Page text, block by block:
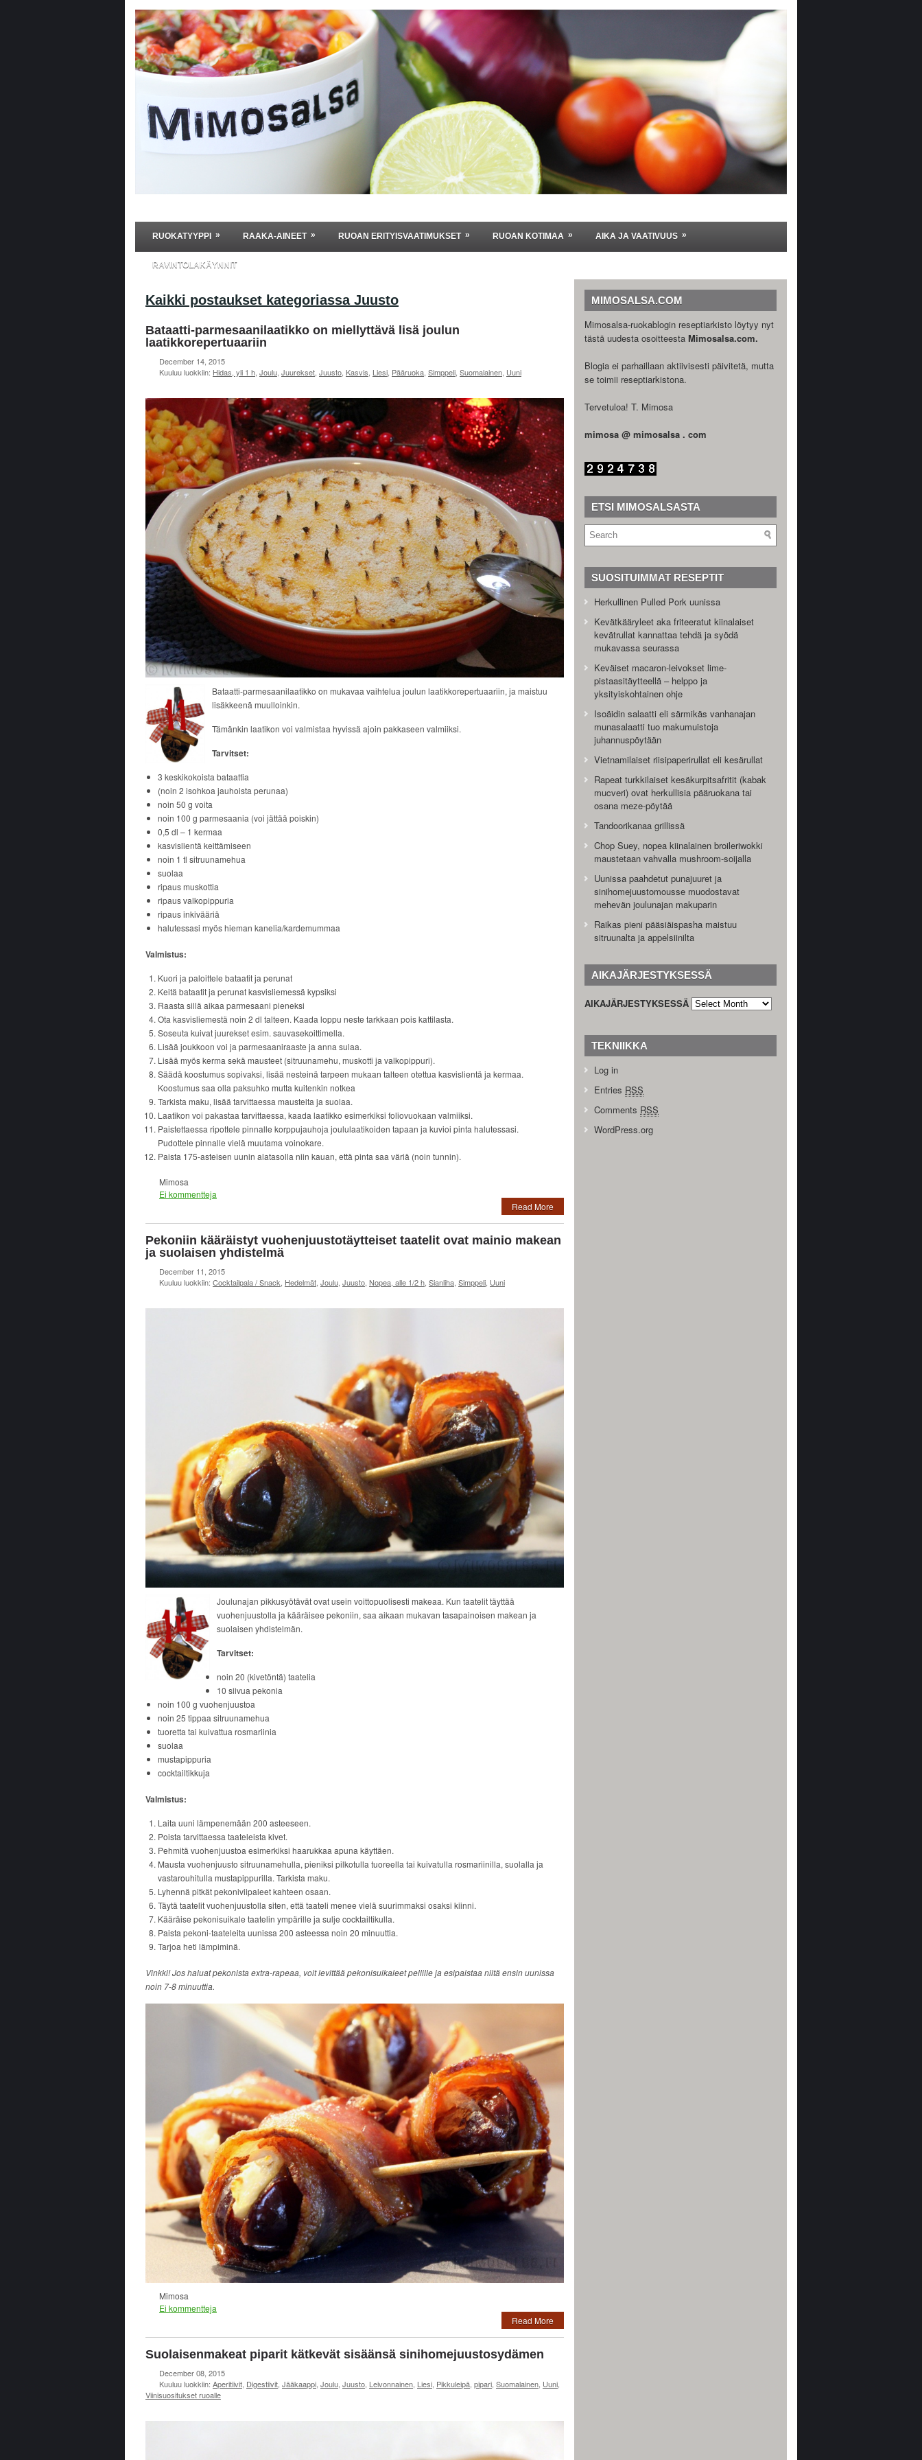
RUOKATYYPPI » RAAKA-AINEET » RUOAN ERITYISVAATIMUKSET » RUOAN KOTIMAA » AIKA JA VAATIVUUS »
RAVINTOLAKÄYNNIT
Kaikki postaukset kategoriassa Juusto
Bataatti-parmesaanilaatikko on miellyttävä lisä joulun
laatikkorepertuaariin
December 14, 2015
Kuuluu luokkiin: Hidas, yli 1 h Joulu Juurekset Juusto Kasvis Liesi Pääruoka Simppeli Suomalainen Uuni
Bataatti-parmesaanilaatikko on mukavaa vaihtelua joulun laatikkorepertuaariin, ja maistuu
lisäkkeenä muulloinkin.
Tämänkin laatikon voi valmistaa hyvissä ajoin pakkaseen valmiiksi.
Tarvitset:
3 keskikokoista bataattia
(noin 2 isohkoa jauhoista perunaa)
noin 50 g voita
noin 100 g parmesaania (voi jättää poiskin)
0,5 dl – 1 kermaa
kasvislientä keittämiseen
noin 1 tl sitruunamehua
suolaa
ripaus muskottia
ripaus valkopippuria
ripaus inkivääriä
halutessasi myös hieman kanelia/kardemummaa
Valmistus:
Kuori ja paloittele bataatit ja perunat
Keitä bataatit ja perunat kasvisliemessä kypsiksi
Raasta sillä aikaa parmesaani pieneksi
Ota kasvisliemestä noin 2 dl talteen. Kaada loppu neste tarkkaan pois kattilasta.
Soseuta kuivat juurekset esim. sauvasekoittimella.
Lisää joukkoon voi ja parmesaaniraaste ja anna sulaa.
Lisää myös kerma sekä mausteet (sitruunamehu, muskotti ja valkopippuri).
Säädä koostumus sopivaksi, lisää nesteinä tarpeen mukaan talteen otettua kasvislientä ja kermaa.
Koostumus saa olla paksuhko mutta kuitenkin notkea
Tarkista maku, lisää tarvittaessa mausteita ja suolaa.
Laatikon voi pakastaa tarvittaessa, kaada laatikko esimerkiksi foliovuokaan valmiiksi.
Paistettaessa ripottele pinnalle korppujauhoja joululaatikoiden tapaan ja kuvioi pinta halutessasi.
Pudottele pinnalle vielä muutama voinokare.
Paista 175-asteisen uunin alatasolla niin kauan, että pinta saa väriä (noin tunnin).
Mimosa
Ei kommentteja
Read More
Pekoniin kääräistyt vuohenjuustotäytteiset taatelit ovat mainio makean
ja suolaisen yhdistelmä
December 11, 2015
Kuuluu luokkiin: Cocktailpala / Snack Hedelmät Joulu Juusto Nopea, alle 1/2 h Sianliha Simppeli Uuni
Joulunajan pikkusyötävät ovat usein voittopuolisesti makeaa. Kun taatelit täyttää
vuohenjuustolla ja kääräisee pekoniin, saa aikaan mukavan tasapainoisen makean ja
suolaisen yhdistelmän.
Tarvitset:
noin 20 (kivetöntä) taatelia
10 siivua pekonia
noin 100 g vuohenjuustoa
noin 25 tippaa sitruunamehua
tuoretta tai kuivattua rosmariinia
suolaa
mustapippuria
cocktailtikkuja
Valmistus:
Laita uuni lämpenemään 200 asteeseen.
Poista tarvittaessa taateleista kivet.
Pehmitä vuohenjuustoa esimerkiksi haarukkaa apuna käyttäen.
Mausta vuohenjuusto sitruunamehulla, pieniksi pilkotulla tuoreella tai kuivatulla rosmariinilla, suolalla ja
vastarouhitulla mustapippurilla. Tarkista maku.
Lyhennä pitkät pekoniviipaleet kahteen osaan.
Täytä taatelit vuohenjuustolla siten, että taateli menee vielä suurimmaksi osaksi kiinni.
Kääräise pekonisuikale taatelin ympärille ja sulje cocktailtikulla.
Paista pekoni-taateleita uunissa 200 asteessa noin 20 minuuttia.
Tarjoa heti lämpiminä.
Vinkki! Jos haluat pekonista extra-rapeaa, voit levittää pekonisuikaleet pellille ja esipaistaa niitä ensin uunissa
noin 7-8 minuuttia.
Mimosa
Ei kommentteja
Read More
Suolaisenmakeat piparit kätkevät sisäänsä sinihomejuustosydämen
December 08, 2015
Kuuluu luokkiin: Aperitiivit Digestiivit Jääkaappi Joulu Juusto Leivonnainen Liesi Pikkuleipä pipari Suomalainen Uuni
Viinisuositukset ruoalle
MIMOSALSA.COM
Mimosalsa-ruokablogin reseptiarkisto löytyy nyt
tästä uudesta osoitteesta Mimosalsa.com.
Blogia ei parhaillaan aktiivisesti päivitetä, mutta
se toimii reseptiarkistona.
Tervetuloa! T. Mimosa
mimosa @ mimosalsa . com
ETSI MIMOSALSASTA
SUOSITUIMMAT RESEPTIT
Herkullinen Pulled Pork uunissa
Kevätkääryleet aka friteeratut kiinalaiset
kevätrullat kannattaa tehdä ja syödä
mukavassa seurassa
Keväiset macaron-leivokset lime-
pistaasitäytteellä – helppo ja
yksityiskohtainen ohje
Isoäidin salaatti eli särmikäs vanhanajan
munasalaatti tuo makumuistoja
juhannuspöytään
Vietnamilaiset riisipaperirullat eli kesärullat
Rapeat turkkilaiset kesäkurpitsafritit (kabak
mucveri) ovat herkullisia pääruokana tai
osana meze-pöytää
Tandoorikanaa grillissä
Chop Suey, nopea kiinalainen broileriwokki
maustetaan vahvalla mushroom-soijalla
Uunissa paahdetut punajuuret ja
sinihomejuustomousse muodostavat
mehevän joulunajan makuparin
Raikas pieni pääsiäispasha maistuu
sitruunalta ja appelsiinilta
AIKAJÄRJESTYKSESSÄ
AIKAJÄRJESTYKSESSÄ
TEKNIIKKA
Log in
Entries RSS
Comments RSS
WordPress.org